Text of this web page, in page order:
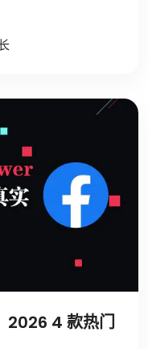
4 款热门